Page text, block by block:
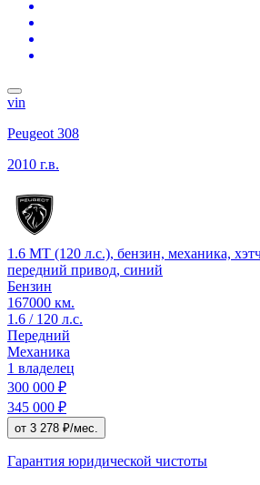
vin
Peugeot 308
2010 г.в.
1.6 MT (120 л.с.), бензин, механика,
передний привод, синий
Бензин
167000 км.
1.6 / 120 л.с.
Передний
Механика
1 владелец
300 000 ₽
345 000 ₽
от 3 278 ₽/мес.
Гарантия юридической чистоты